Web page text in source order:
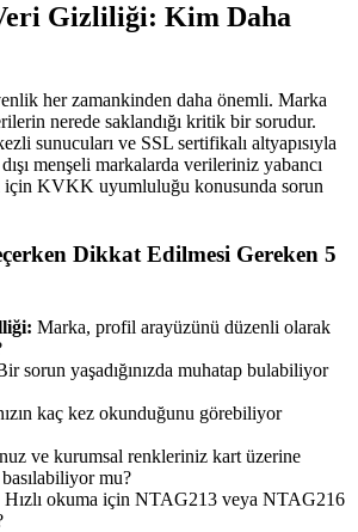
Gizliliği: Kim Daha
her zamankinden daha önemli. Marka
nerede saklandığı kritik bir sorudur.
sunucuları ve SSL sertifikalı altyapısıyla
menşeli markalarda verileriniz yabancı
için KVKK uyumluluğu konusunda sorun
Dikkat Edilmesi Gereken 5
Marka, profil arayüzünü düzenli olarak
sorun yaşadığınızda muhatap bulabiliyor
kaç kez okunduğunu görebiliyor
ve kurumsal renkleriniz kart üzerine
mu?
Hızlı okuma için NTAG213 veya NTAG216